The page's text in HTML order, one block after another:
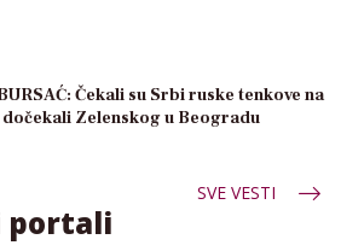
Čekali su Srbi ruske tenkove na
dočekali Zelenskog u Beogradu
SVE VESTI
portali